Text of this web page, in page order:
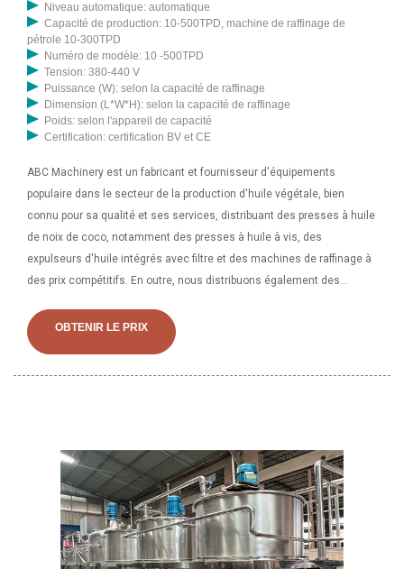
Niveau automatique: automatique
Capacité de production: 10-500TPD, machine de raffinage de
pétrole 10-300TPD
Numéro de modèle: 10 -500TPD
Tension: 380-440 V
Puissance (W): selon la capacité de raffinage
Dimension (L*W*H): selon la capacité de raffinage
Poids: selon l'appareil de capacité
Certification: certification BV et CE
ABC Machinery est un fabricant et fournisseur d'équipements
populaire dans le secteur de la production d'huile végétale, bien
connu pour sa qualité et ses services, distribuant des presses à huile
de noix de coco, notamment des presses à huile à vis, des
expulseurs d'huile intégrés avec filtre et des machines de raffinage à
des prix compétitifs. En outre, nous distribuons également des
production d'huile de noix de coco. Cette unité de machine à huile de
noix de coco est une vente chaude ces dernières années, en
une presse et un filtre à huile et des convoyeurs. Il s'agit d'une unité
d'assemblage efficace pour extraire l'huile de noix de coco du coprah.
OBTENIR LE PRIX